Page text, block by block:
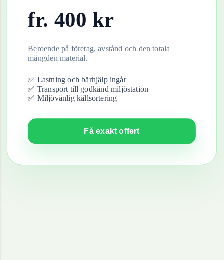
fr. 400 kr
Beroende på företag, avstånd och den totala
mängden material.
✅ Lastning och bärhjälp ingår
✅ Transport till godkänd miljöstation
✅ Miljövänlig källsortering
Få exakt offert